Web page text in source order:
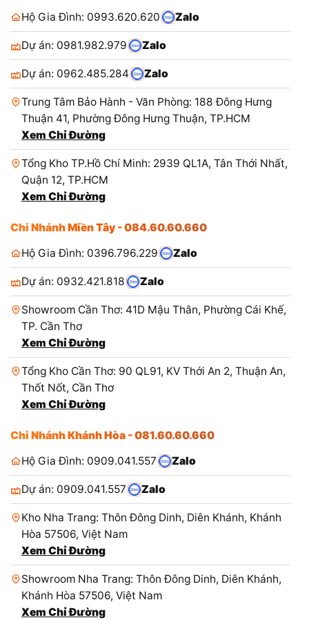
Hộ Gia Đình: 0993.620.620
Zalo
Dự án: 0981.982.979 Zalo
Dự án: 0962.485.284 Zalo
Trung Tâm Bảo Hành - Văn Phòng: 188 Đông Hưng
Thuận 41, Phường Đông Hưng Thuận, TP.HCM
Xem Chỉ Đường
Tổng Kho TP.Hồ Chí Minh: 2939 QL1A, Tân Thới Nhất,
Quận 12, TP.HCM
Xem Chỉ Đường
Chi Nhánh Miền Tây - 084.60.60.660
Hộ Gia Đình: 0396.796.229
Zalo
Dự án: 0932.421.818 Zalo
Showroom Cần Thơ: 41D Mậu Thân, Phường Cái Khế,
TP. Cần Thơ
Xem Chỉ Đường
Tổng Kho Cần Thơ: 90 QL91, KV Thới An 2, Thuận An,
Thốt Nốt, Cần Thơ
Xem Chỉ Đường
Chi Nhánh Khánh Hòa - 081.60.60.660
Hộ Gia Đình: 0909.041.557
Zalo
Dự án: 0909.041.557 Zalo
Kho Nha Trang: Thôn Đông Dinh, Diên Khánh, Khánh
Hòa 57506, Việt Nam
Xem Chỉ Đường
Showroom Nha Trang: Thôn Đông Dinh, Diên Khánh,
Khánh Hòa 57506, Việt Nam
Xem Chỉ Đường